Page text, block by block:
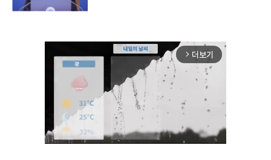
arrow_forward_ios 더보기